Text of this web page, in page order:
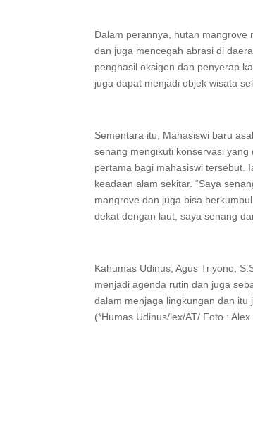
Dalam perannya, hutan mangrove
dan juga mencegah abrasi di
penghasil oksigen dan penyerap
juga dapat menjadi objek wisata
Sementara itu, Mahasiswi baru
senang mengikuti konservasi
pertama bagi mahasiswi tersebut.
keadaan alam sekitar. “Saya
mangrove dan juga bisa
dekat dengan laut, saya senang
Kahumas Udinus, Agus Triyono,
menjadi agenda rutin dan juga
dalam menjaga lingkungan dan itu
(*Humas Udinus/lex/AT/ Foto :